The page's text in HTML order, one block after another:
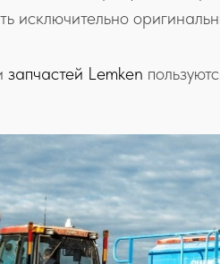
исключительно
запчастей Lemken